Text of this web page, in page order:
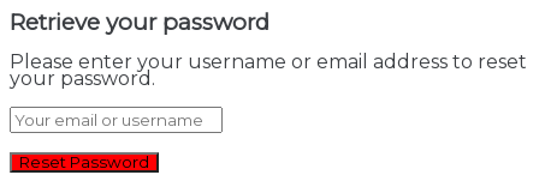
Retrieve your password
Please enter your username or email address to reset
your password.